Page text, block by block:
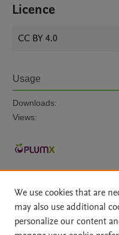
Licence
CC BY 4.0
Usage
Downloads:
Views:
We use cookies that are
may also use additional
personalize our content